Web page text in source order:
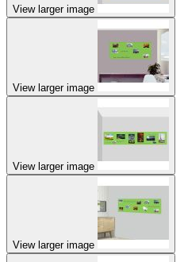
View larger image
View larger image
View larger image
View larger image